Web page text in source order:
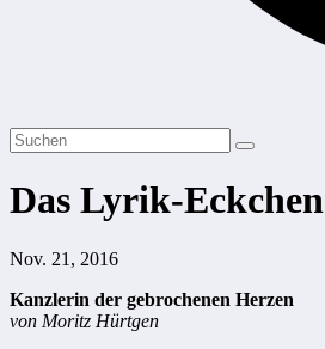
Das Lyrik-Eckchen
Nov. 21, 2016
Kanzlerin der gebrochenen Herzen
von Moritz Hürtgen